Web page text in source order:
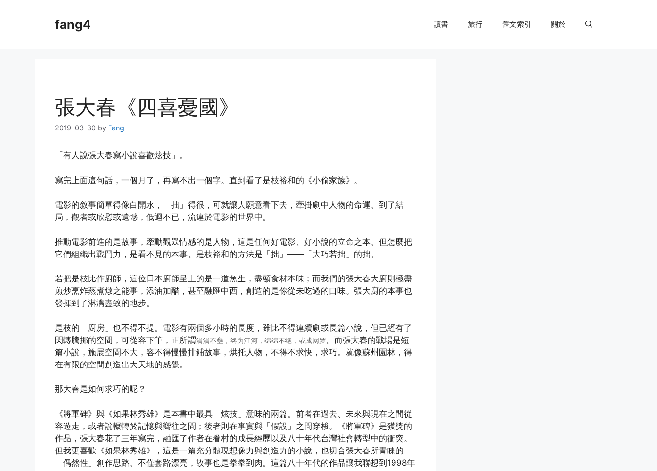
fang4 讀書 旅行 舊文索引 關於
張大春《四喜憂國》
2019-03-30 by Fang
「有人說張大春寫小說喜歡炫技」。
寫完上面這句話，一個月了，再寫不出一個字。直到看了是枝裕和的《小偷家族》。
電影的敘事簡單得像白開水，「拙」得很，可就讓人願意看下去，牽掛劇中人物的命運。到了結
局，觀者或欣慰或遺憾，低迴不已，流連於電影的世界中。
推動電影前進的是故事，牽動觀眾情感的是人物，這是任何好電影、好小說的立命之本。但怎麼把
它們組織出戰鬥力，是看不見的本事。是枝裕和的方法是「拙」——「大巧若拙」的拙。
若把是枝比作廚師，這位日本廚師呈上的是一道魚生，盡顯食材本味；而我們的張大春大廚則極盡
煎炒烹炸蒸煮燉之能事，添油加醋，甚至融匯中西，創造的是你從未吃過的口味。張大廚的本事也
發揮到了淋漓盡致的地步。
是枝的「廚房」也不得不提。電影有兩個多小時的長度，雖比不得連續劇或長篇小說，但已經有了
閃轉騰挪的空間，可從容下筆，正所謂涓涓不壅，终为江河，绵绵不绝，或成网罗。而張大春的戰場是短
篇小說，施展空間不大，容不得慢慢排鋪故事，烘托人物，不得不求快，求巧。就像蘇州園林，得
在有限的空間創造出大天地的感覺。
那大春是如何求巧的呢？
《將軍碑》與《如果林秀雄》是本書中最具「炫技」意味的兩篇。前者在過去、未來與現在之間從
容遊走，或者說輾轉於記憶與嚮往之間；後者則在事實與「假設」之間穿梭。《將軍碑》是獲獎的
作品，張大春花了三年寫完，融匯了作者在眷村的成長經歷以及八十年代台灣社會轉型中的衝突。
但我更喜歡《如果林秀雄》，這是一篇充分體現想像力與創造力的小說，也切合張大春所青睞的
「偶然性」創作思路。不僅套路漂亮，故事也是拳拳到肉。這篇八十年代的作品讓我聯想到1998年